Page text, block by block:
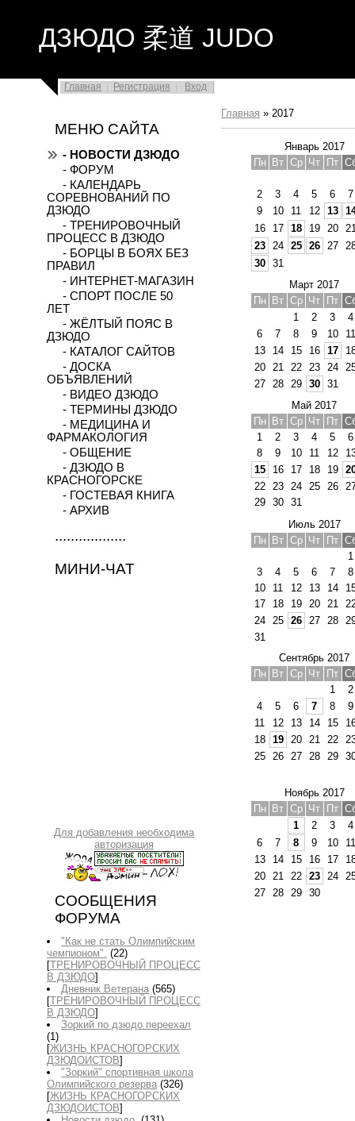
ДЗЮДО 柔道 JUDO
Главная Регистрация Вход
МЕНЮ САЙТА
- НОВОСТИ ДЗЮДО
- ФОРУМ
- КАЛЕНДАРЬ
СОРЕВНОВАНИЙ ПО
ДЗЮДО
- ТРЕНИРОВОЧНЫЙ
ПРОЦЕСС В ДЗЮДО
- БОРЦЫ В БОЯХ БЕЗ
ПРАВИЛ
- ИНТЕРНЕТ-МАГАЗИН
- СПОРТ ПОСЛЕ 50
ЛЕТ
- ЖЁЛТЫЙ ПОЯС В
ДЗЮДО
- КАТАЛОГ САЙТОВ
- ДОСКА
ОБЪЯВЛЕНИЙ
- ВИДЕО ДЗЮДО
- ТЕРМИНЫ ДЗЮДО
- МЕДИЦИНА И
ФАРМАКОЛОГИЯ
- ОБЩЕНИЕ
- ДЗЮДО В
КРАСНОГОРСКЕ
- ГОСТЕВАЯ КНИГА
- АРХИВ
..................
МИНИ-ЧАТ
Для добавления необходима
авторизация
СООБЩЕНИЯ
ФОРУМА
"Как не стать Олимпийским
чемпионом". (22)
[ТРЕНИРОВОЧНЫЙ ПРОЦЕСС
В ДЗЮДО]
Дневник Ветерана (565)
[ТРЕНИРОВОЧНЫЙ ПРОЦЕСС
В ДЗЮДО]
Зоркий по дзюдо переехал
(1)
[ЖИЗНЬ КРАСНОГОРСКИХ
ДЗЮДОИСТОВ]
"Зоркий" спортивная школа
Олимпийского резерва (326)
[ЖИЗНЬ КРАСНОГОРСКИХ
ДЗЮДОИСТОВ]
Главная » 2017
Январь 2017
Пн
Вт Ср Чт Пт
2 3 4 5 6
7
9
10 11 12 13
16
17 18 19 20
23
24 25 26 27
30
31
Март 2017
Пн
Вт Ср Чт Пт
1
2 3
4
6
7 8 9 10
11
13
14 15 16 17
20
21 22 23 24
27
28 29 30
31
Май 2017
Пн
Вт Ср Чт Пт
1
2 3 4 5
6
8
9 10 11 12
15
16 17 18 19
22
23 24 25 26
29
30
31
Июль 2017
Пн
Вт Ср Чт Пт
1
3
4 5 6 7
8
10
11 12 13 14
17
18 19 20 21
24
25 26 27 28
31
Сентябрь 2017
Пн
Вт Ср Чт Пт
1
2
4
5 6 7 8
9
11
12 13 14 15
18
19 20 21 22
25
26 27 28 29
Ноябрь 2017
Пн
Вт Ср Чт Пт
1
2 3
4
6
7 8 9 10
11
13
14 15 16 17
20
21 22 23 24
27
28 29 30